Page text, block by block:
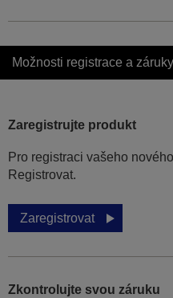
Možnosti registrace a záruky
Zaregistrujte produkt
Pro registraci vašeho
Registrovat.
Zaregistrovat
Zkontrolujte svou záruku